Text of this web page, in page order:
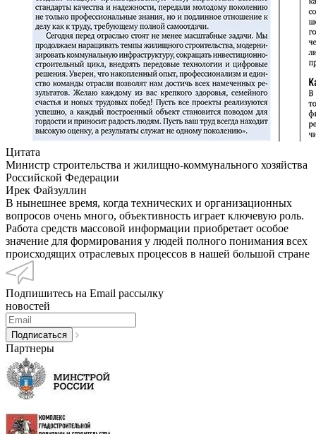
Цитата
Министр строительства и жилищно-коммунального хозяйства
Российской Федерации
Ирек Файзуллин
В нынешнее время, когда технических и организационных
вопросов очень много, объективность играет ключевую роль.
Работа средств массовой информации приобретает особое
значение для формирования у людей полного понимания всех
происходящих отраслевых процессов в нашей большой стране
Подпишитесь на Email рассылку
новостей
Партнеры